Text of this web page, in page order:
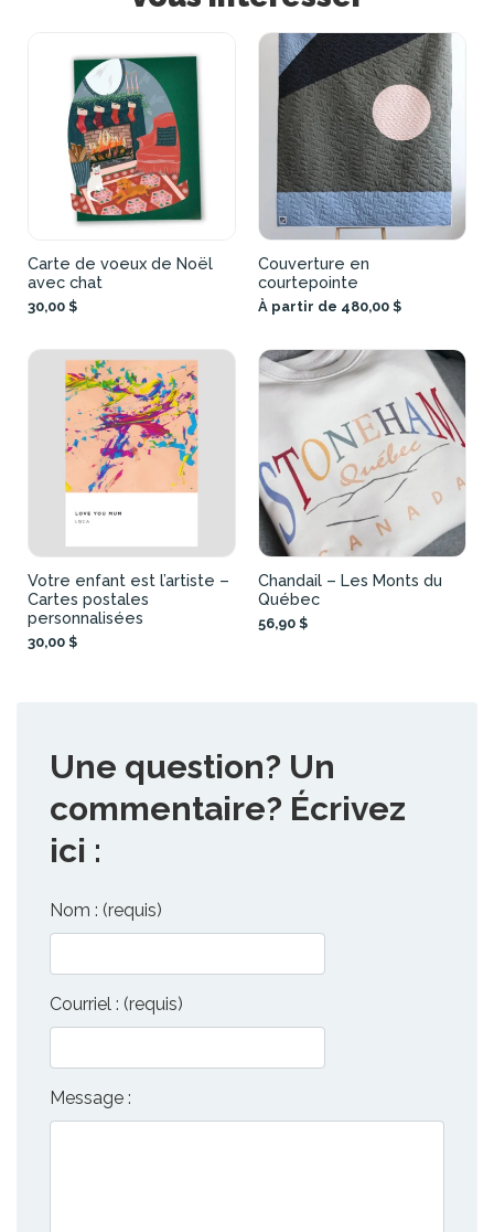
Carte de voeux de Noël
avec chat
30,00 $
Couverture en
courtepointe
À partir de 480,00 $
Votre enfant est l’artiste –
Cartes postales
personnalisées
30,00 $
Chandail – Les Monts du
Québec
56,90 $
Une question? Un
commentaire? Écrivez
ici :
Nom : (requis)
Courriel : (requis)
Message :